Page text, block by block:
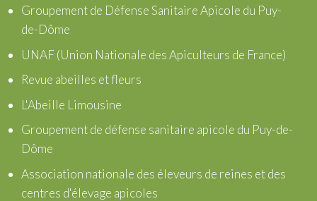
Groupement de Défense Sanitaire Apicole du Puy-
de-Dôme
UNAF (Union Nationale des Apiculteurs de France)
Revue abeilles et fleurs
L'Abeille Limousine
Groupement de défense sanitaire apicole du Puy-de-
Dôme
Association nationale des éleveurs de reines et des
centres d'élevage apicoles